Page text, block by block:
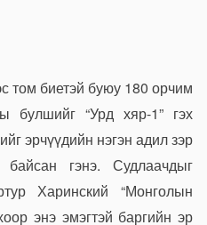
том биетэй буюу 180 орчим
булшийг “Урд хяр-1” гэх
эрчүүдийн нэгэн адил зэр
байсан гэнэ. Судлаачдыг
Харинский “Монголын
энэ эмэгтэй баргийн эр